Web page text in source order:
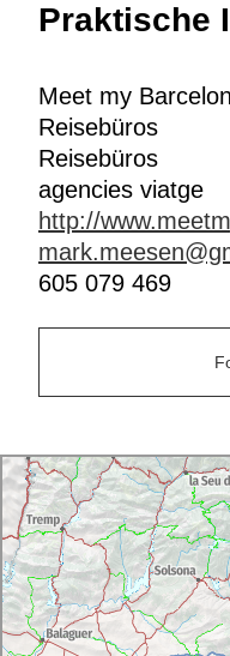
Praktische
Meet my
Reisebüros
Reisebüros
agencies viatge
http://
605 079 469